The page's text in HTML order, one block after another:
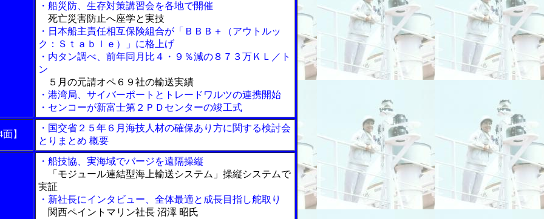
・船災防、生存対策講習会を各地で開催
死亡災害防止へ座学と実技
・日本船主責任相互保険組合が「ＢＢＢ＋（アウトルッ
ク：Ｓｔａｂｌｅ）」に格上げ
・内タン調べ、前年同月比４・９％減の８７３万ＫＬ／ト
ン
５月の元請オペ６９社の輸送実績
・港湾局、サイバーポートとトレードワルツの連携開始
・センコーが新富士第２ＰＤセンターの竣工式
】
・国交省２５年６月海技人材の確保あり方に関する検討会
とりまとめ 概要
・船技協、実海域でバージを遠隔操縦
「モジュール連結型海上輸送システム」操縦システムで
実証
・新社長にインタビュー、全体最適と成長目指し舵取り
関西ペイントマリン社長 沼澤 昭氏